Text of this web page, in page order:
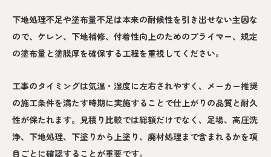
下地処理不足や塗布量不足は本来の耐候性を引き出せない主因な
ので、ケレン、下地補修、付着性向上のためのプライマー、規定
の塗布量と塗膜厚を確保する工程を重視してください。
工事のタイミングは気温・湿度に左右されやすく、メーカー推奨
の施工条件を満たす時期に実施することで仕上がりの品質と耐久
性が保たれます。見積り比較では総額だけでなく、足場、高圧洗
浄、下地処理、下塗りから上塗り、廃材処理まで含まれるかを項
目ごとに確認することが重要です。